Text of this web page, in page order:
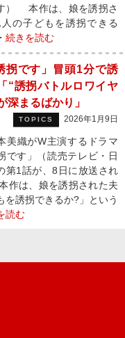
） 本作は、娘を誘拐さ
の子どもを誘拐できる
続きを読む
拐です」冒頭1分で誘
誘拐バトルロワイヤ
深まるばかり」
TOPICS 2026年1月9日
美織がW主演するドラマ
です」（読売テレビ・日
第1話が、8日に放送され
作は、娘を誘拐された夫
を誘拐できるか?」という
読む